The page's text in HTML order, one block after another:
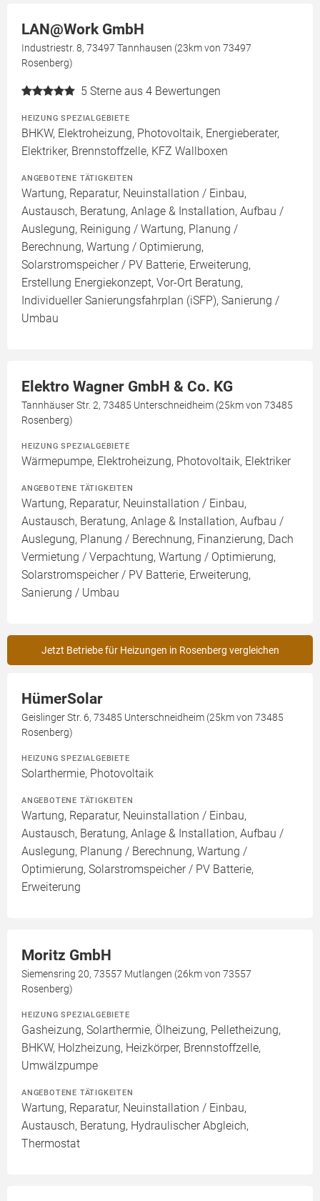
LAN@Work GmbH
Industriestr. 8, 73497 Tannhausen (23km von 73497
Rosenberg)
5 Sterne aus 4 Bewertungen
HEIZUNG SPEZIALGEBIETE
BHKW, Elektroheizung, Photovoltaik, Energieberater,
Elektriker, Brennstoffzelle, KFZ Wallboxen
ANGEBOTENE TÄTIGKEITEN
Wartung, Reparatur, Neuinstallation / Einbau,
Austausch, Beratung, Anlage & Installation, Aufbau /
Auslegung, Reinigung / Wartung, Planung /
Berechnung, Wartung / Optimierung,
Solarstromspeicher / PV Batterie, Erweiterung,
Erstellung Energiekonzept, Vor-Ort Beratung,
Individueller Sanierungsfahrplan (iSFP), Sanierung /
Umbau
Elektro Wagner GmbH & Co. KG
Tannhäuser Str. 2, 73485 Unterschneidheim (25km von 73485
Rosenberg)
HEIZUNG SPEZIALGEBIETE
Wärmepumpe, Elektroheizung, Photovoltaik, Elektriker
ANGEBOTENE TÄTIGKEITEN
Wartung, Reparatur, Neuinstallation / Einbau,
Austausch, Beratung, Anlage & Installation, Aufbau /
Auslegung, Planung / Berechnung, Finanzierung, Dach
Vermietung / Verpachtung, Wartung / Optimierung,
Solarstromspeicher / PV Batterie, Erweiterung,
Sanierung / Umbau
Jetzt Betriebe für Heizungen in Rosenberg vergleichen
HümerSolar
Geislinger Str. 6, 73485 Unterschneidheim (25km von 73485
Rosenberg)
HEIZUNG SPEZIALGEBIETE
Solarthermie, Photovoltaik
ANGEBOTENE TÄTIGKEITEN
Wartung, Reparatur, Neuinstallation / Einbau,
Austausch, Beratung, Anlage & Installation, Aufbau /
Auslegung, Planung / Berechnung, Wartung /
Optimierung, Solarstromspeicher / PV Batterie,
Erweiterung
Moritz GmbH
Siemensring 20, 73557 Mutlangen (26km von 73557
Rosenberg)
HEIZUNG SPEZIALGEBIETE
Gasheizung, Solarthermie, Ölheizung, Pelletheizung,
BHKW, Holzheizung, Heizkörper, Brennstoffzelle,
Umwälzpumpe
ANGEBOTENE TÄTIGKEITEN
Wartung, Reparatur, Neuinstallation / Einbau,
Austausch, Beratung, Hydraulischer Abgleich,
Thermostat